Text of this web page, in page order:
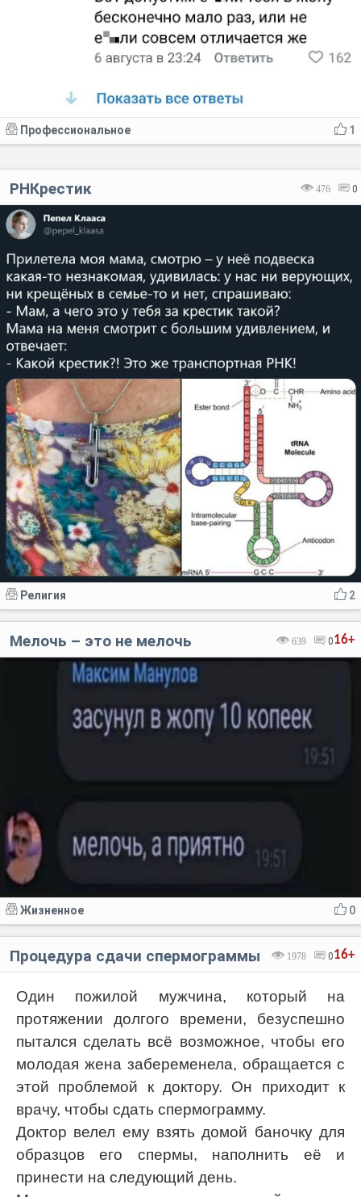
1
Профессиональное
476 0
РНКрестик
2
Религия
16+
639 0
Мелочь – это не мелочь
0
Жизненное
16+
1978 0
Процедура сдачи спермограммы
Один пожилой мужчина, который на
протяжении долгого времени, безуспешно
пытался сделать всё возможное, чтобы его
молодая жена забеременела, обращается с
этой проблемой к доктору. Он приходит к
врачу, чтобы сдать спермограмму.
Доктор велел ему взять домой баночку для
образцов его спермы, наполнить её и
принести на следующий день.